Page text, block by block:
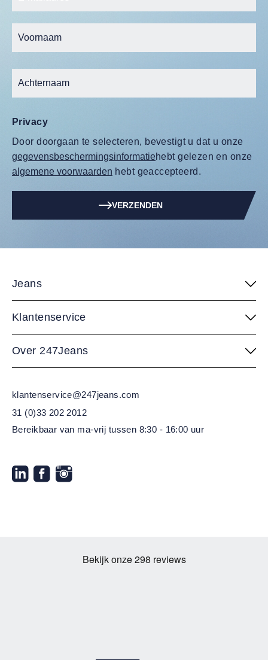
Privacy
Door doorgaan te selecteren, bevestigt u dat u onze
gegevensbeschermingsinformatiehebt gelezen en onze
algemene voorwaarden hebt geaccepteerd.
VERZENDEN
Jeans
Klantenservice
Over 247Jeans
klantenservice@247jeans.com
31 (0)33 202 2012
Bereikbaar van ma-vrij tussen 8:30 - 16:00 uur